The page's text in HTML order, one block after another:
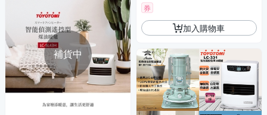
補貨中
券
加入購物車